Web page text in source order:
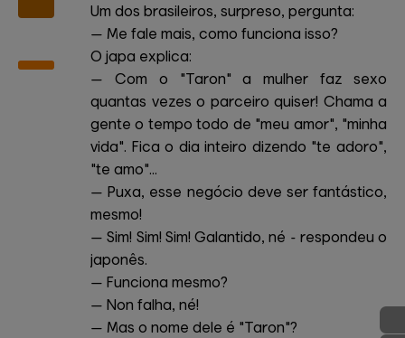
Um dos brasileiros, surpreso, pergunta:
— Me fale mais, como funciona isso?
O japa explica:
— Com o "Taron" a mulher faz sexo
quantas vezes o parceiro quiser! Chama a
gente o tempo todo de "meu amor", "minha
vida". Fica o dia inteiro dizendo "te adoro",
"te amo"...
— Puxa, esse negócio deve ser fantástico,
mesmo!
— Sim! Sim! Sim! Galantido, né - respondeu o
japonês.
— Funciona mesmo?
— Non falha, né!
— Mas o nome dele é "Taron"?